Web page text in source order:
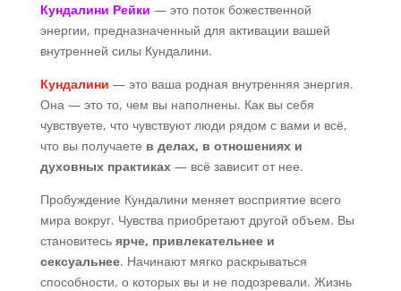
Кундалини Рейки — это поток божественной
энергии, предназначенный для активации вашей
внутренней силы Кундалини.
Кундалини — это ваша родная внутренняя энергия.
Она — это то, чем вы наполнены. Как вы себя
чувствуете, что чувствуют люди рядом с вами и всё,
что вы получаете в делах, в отношениях и
духовных практиках— всё зависит от нее.
Пробуждение Кундалини меняет восприятие всего
мира вокруг. Чувства приобретают другой объем. Вы
становитесь ярче, привлекательнее и
сексуальнее. Начинают мягко раскрываться
способности, о которых вы и не подозревали. Жизнь